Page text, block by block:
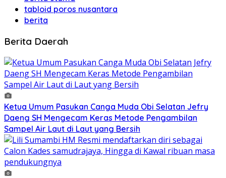
tabloid poros nusantara
berita
Berita Daerah
Ketua Umum Pasukan Canga Muda Obi Selatan Jefry
Daeng SH Mengecam Keras Metode Pengambilan
Sampel Air Laut di Laut yang Bersih